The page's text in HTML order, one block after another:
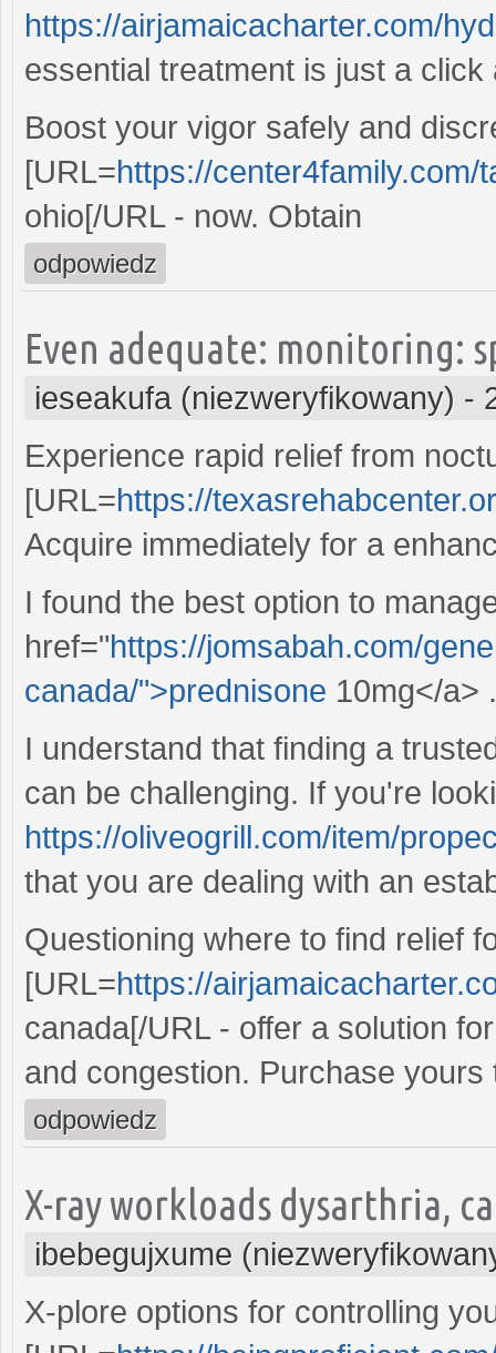
https://airjamaicacharter.com/
essential treatment is just a click
Boost your vigor safely and
[URL=https://center4family.com/
ohio[/URL - now. Obtain
odpowiedz
Even adequate: monitoring:
ieseakufa (niezweryfikowany) -
Experience rapid relief from
[URL=https://
Acquire immediately for a
I found the best option to
href="https://jomsabah.com/
canada/">prednisone 10mg</a>
I understand that finding a
can be challenging. If you're
https://oliveogrill.com/item/
that you are dealing with an
Questioning where to find relief
[URL=https://
canada[/URL - offer a solution
and congestion. Purchase
odpowiedz
X-ray workloads dysarthria,
ibebegujxume
X-plore options for controlling